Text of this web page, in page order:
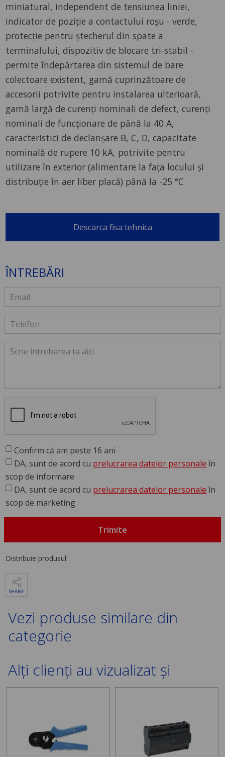
miniatural, independent de tensiunea liniei,
indicator de poziție a contactului roșu - verde,
protecție pentru ștecherul din spate a
terminalului, dispozitiv de blocare tri-stabil -
permite îndepărtarea din sistemul de bare
colectoare existent, gamă cuprinzătoare de
accesorii potrivite pentru instalarea ulterioară,
gamă largă de curenți nominali de defect, curenți
nominali de funcționare de până la 40 A,
caracteristici de declanșare B, C, D, capacitate
nominală de rupere 10 kA, potrivite pentru
utilizare în exterior (alimentare la fața locului și
distribuție în aer liber placă) până la -25 °C
Descarca fisa tehnica
ÎNTREBĂRI
Confirm că am peste 16 ani
DA, sunt de acord cu prelucrarea datelor personale în
scop de informare
DA, sunt de acord cu prelucrarea datelor personale în
scop de marketing
Trimite
Distribuie produsul:
SHARE
Vezi produse similare din
categorie
Alți clienți au vizualizat și